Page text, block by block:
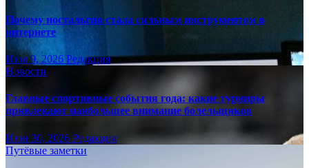
Почему ностальгия стала сильным инструментом в
интернете
Июл 9, 2026 Редакция
Новости
Главные спортивные события года: какие турниры
привлекают наибольшее внимание болельщиков
Июн 30, 2026 Редакция
Путёвые заметки